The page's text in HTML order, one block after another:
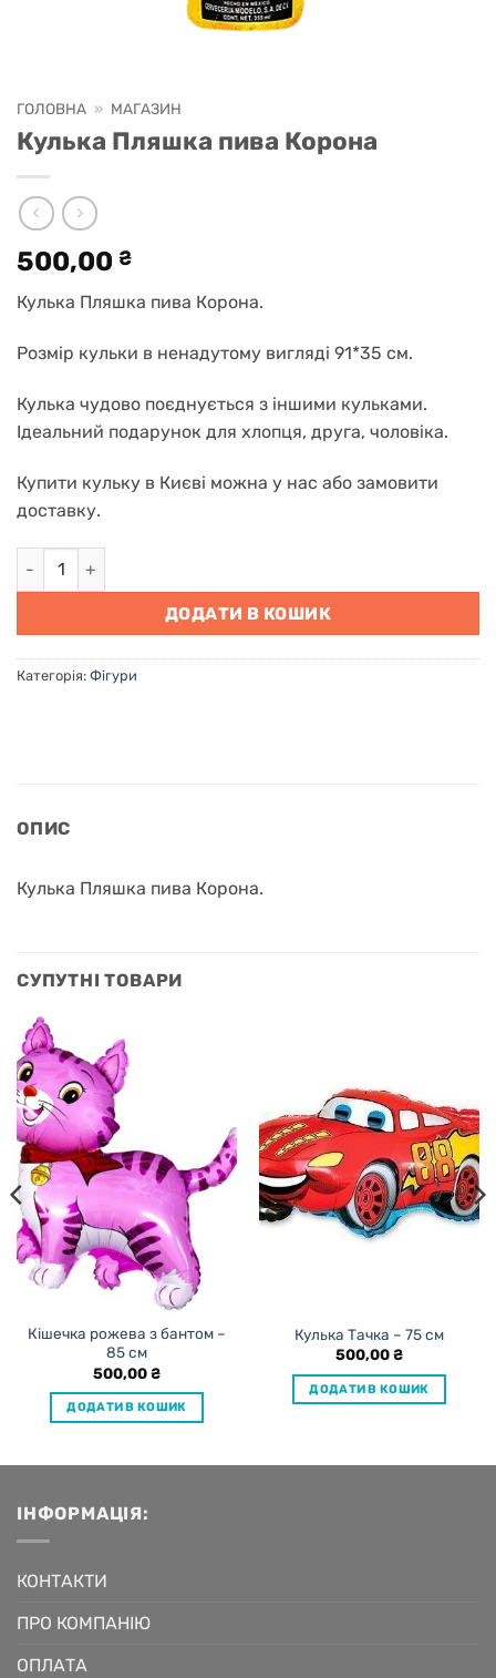
ГОЛОВНА » МАГАЗИН
Кулька Пляшка пива Корона
500,00 ₴
Кулька Пляшка пива Корона.
Розмір кульки в ненадутому вигляді 91*35 см.
Кулька чудово поєднується з іншими кульками.
Ідеальний подарунок для хлопця, друга, чоловіка.
Купити кульку в Києві можна у нас або замовити
доставку.
Кулька Пляшка пива Корона кількість
ДОДАТИ В КОШИК
Категорія: Фігури
ОПИС
Кулька Пляшка пива Корона.
СУПУТНІ ТОВАРИ
Кішечка рожева з бантом –
85 см
500,00₴
ДОДАТИ В КОШИК
Кулька Тачка – 75 см
500,00₴
ДОДАТИ В КОШИК
ІНФОРМАЦІЯ:
КОНТАКТИ
ПРО КОМПАНІЮ
ОПЛАТА